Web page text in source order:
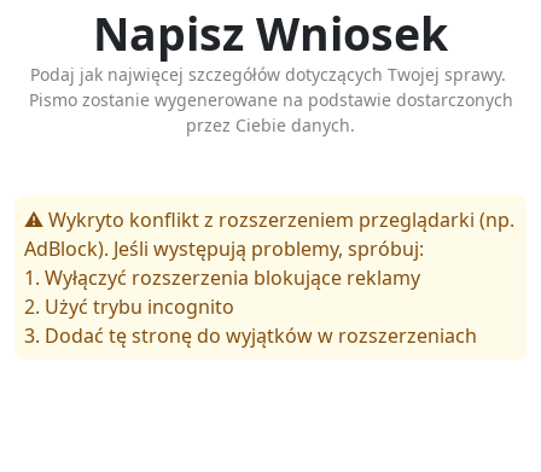
Napisz Wniosek
Podaj jak najwięcej szczegółów dotyczących Twojej sprawy.
Pismo zostanie wygenerowane na podstawie dostarczonych
przez Ciebie danych.
⚠️ Wykryto konflikt z rozszerzeniem przeglądarki (np.
AdBlock). Jeśli występują problemy, spróbuj:
1. Wyłączyć rozszerzenia blokujące reklamy
2. Użyć trybu incognito
3. Dodać tę stronę do wyjątków w rozszerzeniach